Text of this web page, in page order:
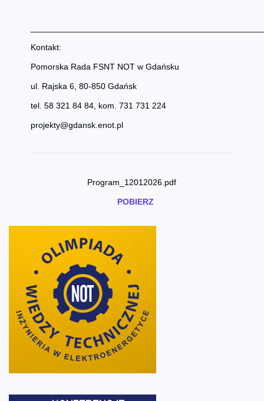
Kontakt:
Pomorska Rada FSNT NOT w Gdańsku
ul. Rajska 6, 80-850 Gdańsk
tel. 58 321 84 84, kom. 731 731 224
projekty@gdansk.enot.pl
Program_12012026.pdf
POBIERZ